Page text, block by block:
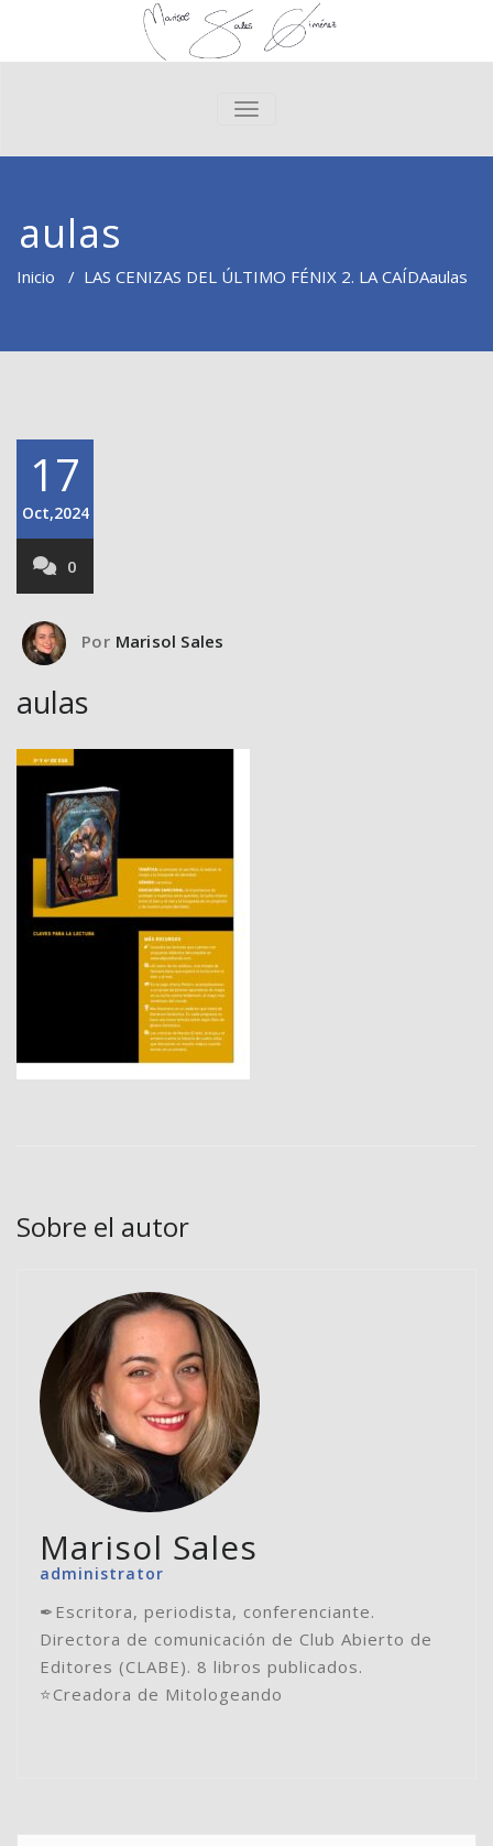
CAMBIAR NAVEGACIÓN
aulas
Inicio / LAS CENIZAS DEL ÚLTIMO FÉNIX 2. LA CAÍDAaulas
17
Oct,2024
0
Por Marisol Sales
aulas
Sobre el autor
Marisol Sales
administrator
✒Escritora, periodista, conferenciante.
Directora de comunicación de Club Abierto de
Editores (CLABE). 8 libros publicados.
⭐️Creadora de Mitologeando